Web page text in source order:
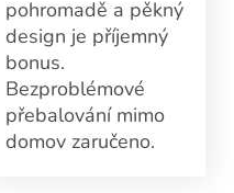
pohromadě a pěkný
design je příjemný
bonus.
Bezproblémové
přebalování mimo
domov zaručeno.